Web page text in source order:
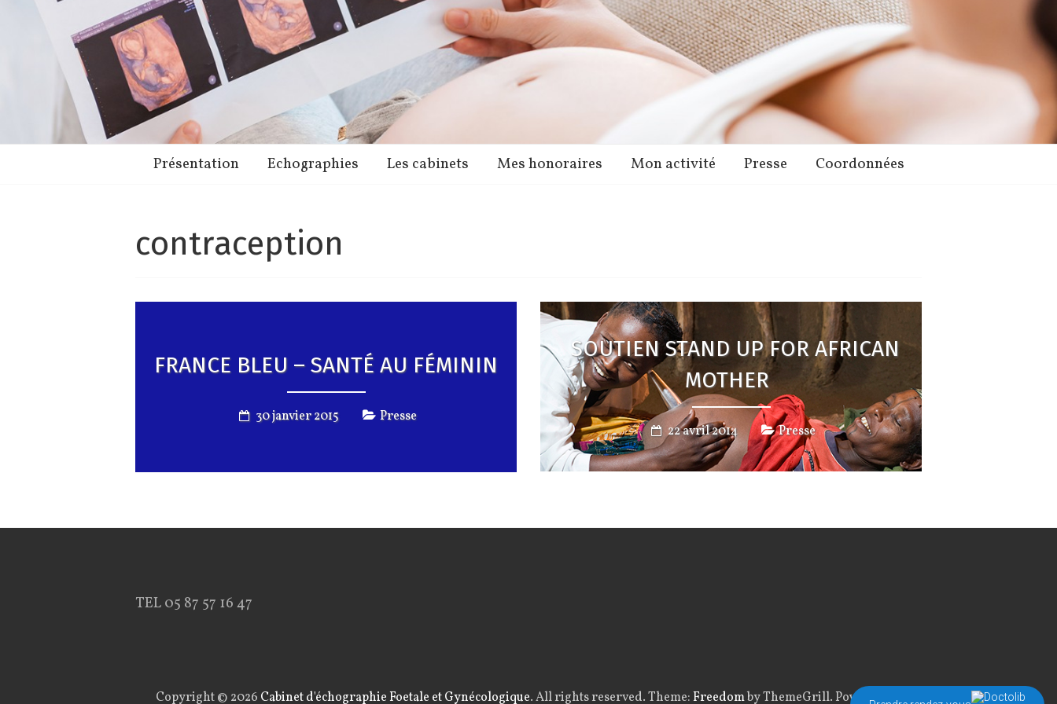
Présentation Echographies Les cabinets Mes honoraires Mon activité Presse Coordonnées
contraception
FRANCE BLEU – SANTÉ AU FÉMININ
30 janvier 2015 Presse
SOUTIEN STAND UP FOR AFRICAN
MOTHER
22 avril 2014 Presse
TEL 05 87 57 16 47
Copyright © 2026 Cabinet d'échographie Foetale et Gynécologique. All rights reserved. Theme:Freedomby ThemeGrill. Powered by